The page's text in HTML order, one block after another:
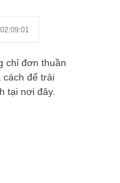
chỉ đơn thuần
cách để trải
tại nơi đây.